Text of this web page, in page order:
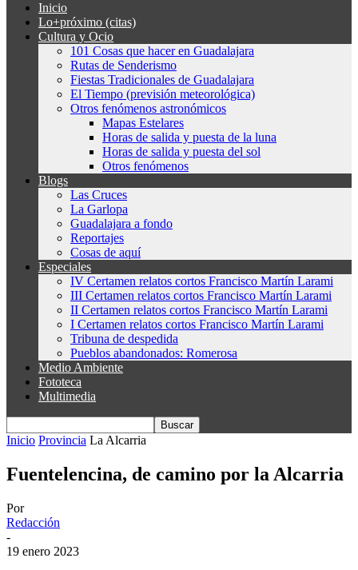
Inicio
Lo+próximo (citas)
Cultura y Ocio
101 Cosas que hacer en Guadalajara
Rutas de Senderismo
Fiestas Tradicionales de Guadalajara
El Tiempo (previsión meteorológica)
Otros fenómenos astronómicos
Mapas Estelares
Horas de salida y puesta de la luna
Horas de salida y puesta del sol
Otros fenómenos
Blogs
Las Cruces
La Garlopa
Guadalajara a fondo
Reportajes
Cosas de aquí
Especiales
IV Certamen relatos cortos Francisco Martín Larami
III Certamen relatos cortos Francisco Martín Larami
II Certamen relatos cortos Francisco Martín Larami
I Certamen relatos cortos Francisco Martín Larami
Tribuna de despedida
Pueblos abandonados: Romerosa
Medio Ambiente
Fototeca
Multimedia
Inicio Provincia La Alcarria
Fuentelencina, de camino por la Alcarria
Por
Redacción
-
19 enero 2023